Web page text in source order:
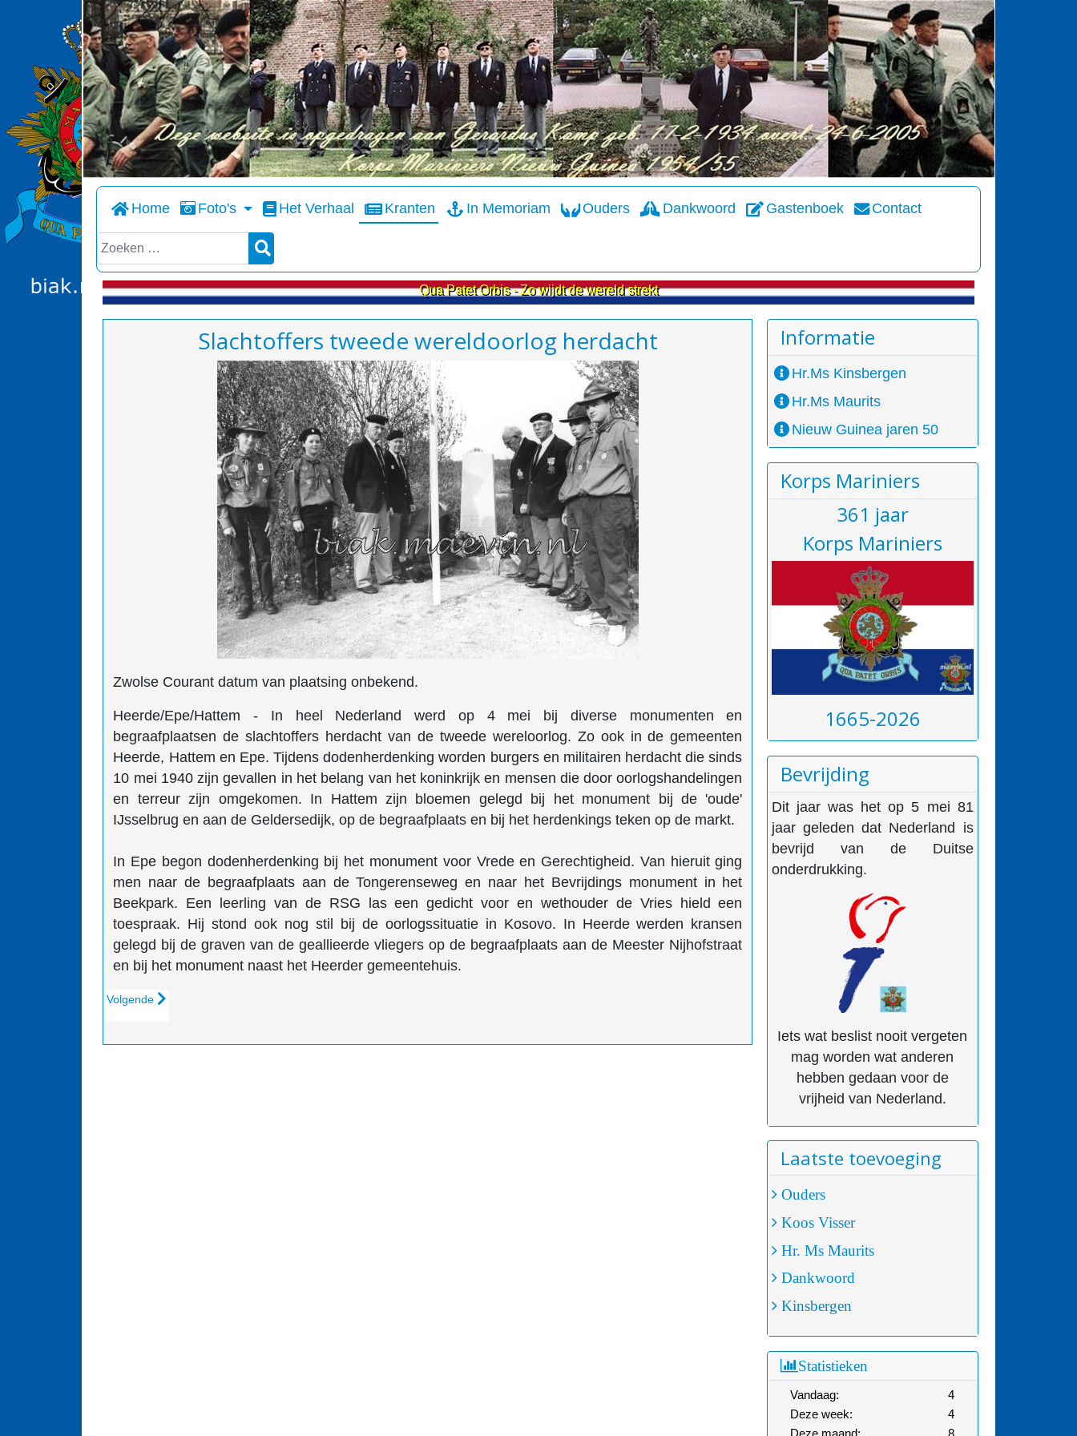
Home Foto's Het Verhaal Kranten In Memoriam Ouders Dankwoord Gastenboek Contact
Zoeken
Qua Patet Orbis - Zo wijdt de wereld strekt
Slachtoffers tweede wereldoorlog herdacht
Zwolse Courant datum van plaatsing onbekend.
Heerde/Epe/Hattem - In heel Nederland werd op 4 mei bij diverse monumenten en
begraafplaatsen de slachtoffers herdacht van de tweede wereloorlog. Zo ook in de gemeenten
Heerde, Hattem en Epe. Tijdens dodenherdenking worden burgers en militairen herdacht die sinds
10 mei 1940 zijn gevallen in het belang van het koninkrijk en mensen die door oorlogshandelingen
en terreur zijn omgekomen. In Hattem zijn bloemen gelegd bij het monument bij de 'oude'
IJsselbrug en aan de Geldersedijk, op de begraafplaats en bij het herdenkings teken op de markt.
In Epe begon dodenherdenking bij het monument voor Vrede en Gerechtigheid. Van hieruit ging
men naar de begraafplaats aan de Tongerenseweg en naar het Bevrijdings monument in het
Beekpark. Een leerling van de RSG las een gedicht voor en wethouder de Vries hield een
toespraak. Hij stond ook nog stil bij de oorlogssituatie in Kosovo. In Heerde werden kransen
gelegd bij de graven van de geallieerde vliegers op de begraafplaats aan de Meester Nijhofstraat
en bij het monument naast het Heerder gemeentehuis.
Volgende artikel: Krans bij momument Meppelerstraatweg
Volgende
Informatie
Hr.Ms Kinsbergen
Hr.Ms Maurits
Nieuw Guinea jaren 50
Korps Mariniers
361 jaar
Korps Mariniers
1665-2026
Bevrijding
Dit jaar was het op 5 mei 81
jaar geleden dat Nederland is
bevrijd van de Duitse
onderdrukking.
Iets wat beslist nooit vergeten
mag worden wat anderen
hebben gedaan voor de
vrijheid van Nederland.
Laatste toevoeging
Ouders
Koos Visser
Hr. Ms Maurits
Dankwoord
Kinsbergen
Statistieken
Vandaag:
4
Deze week:
4
Deze maand:
8